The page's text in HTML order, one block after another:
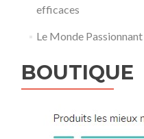
efficaces
Le Monde
BOUTIQUE